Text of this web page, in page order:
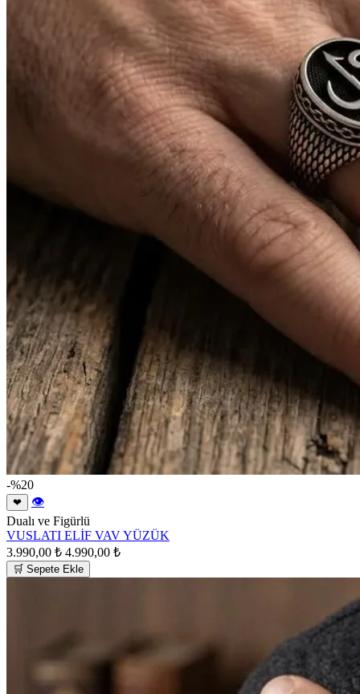
-%20
❤
👁
Dualı ve Figürlü
VUSLATI ELİF VAV YÜZÜK
3.990,00 ₺ 4.990,00 ₺
🛒 Sepete Ekle